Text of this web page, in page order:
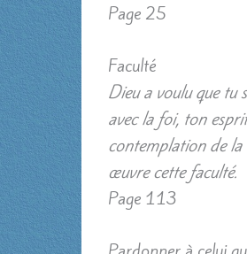
Page 25
Faculté
Dieu a voulu que tu
avec la foi, ton
contemplation de la
œuvre cette faculté.
Page 113